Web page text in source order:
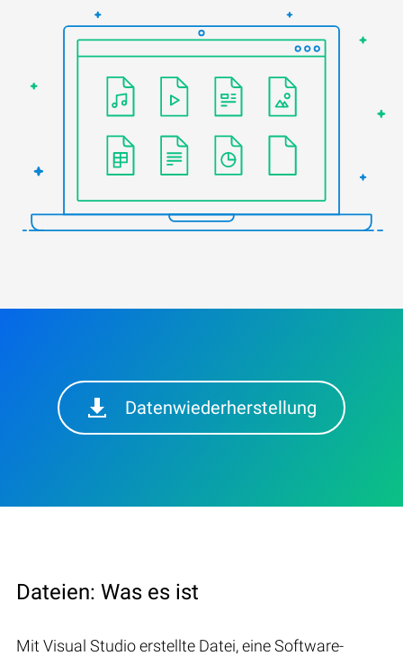
Datenwiederherstellung
Dateien: Was es ist
Mit Visual Studio erstellte Datei, eine Software-